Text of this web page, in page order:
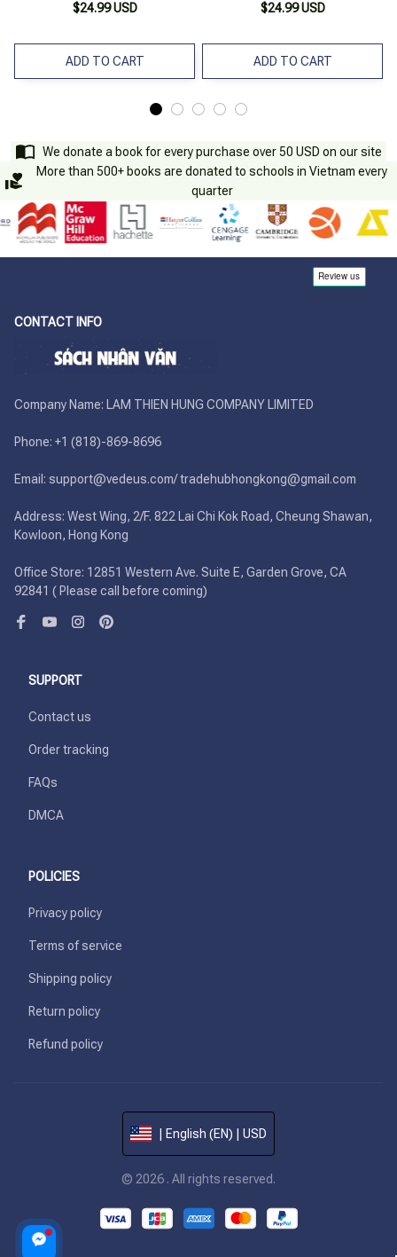
$24.99 USD
ADD TO CART
$24.99 USD
ADD TO CART
We donate a book for every purchase over 50 USD on our site
More than 500+ books are donated to schools in Vietnam every
quarter
CONTACT INFO
Company Name: LAM THIEN HUNG COMPANY LIMITED
Phone: +1 (818)-869-8696
Email: support@vedeus.com/ tradehubhongkong@gmail.com
Address: West Wing, 2/F. 822 Lai Chi Kok Road, Cheung Shawan,
Kowloon, Hong Kong
Office Store: 12851 Western Ave. Suite E, Garden Grove, CA
92841 ( Please call before coming)
SUPPORT
Contact us
Order tracking
FAQs
DMCA
POLICIES
Privacy policy
Terms of service
Shipping policy
Return policy
Refund policy
| English (EN) | USD
© 2026 . All rights reserved.